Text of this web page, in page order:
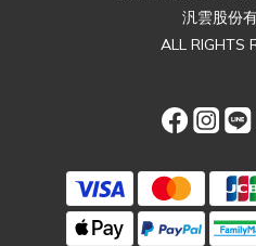
汎雲股份
ALL RIGHTS